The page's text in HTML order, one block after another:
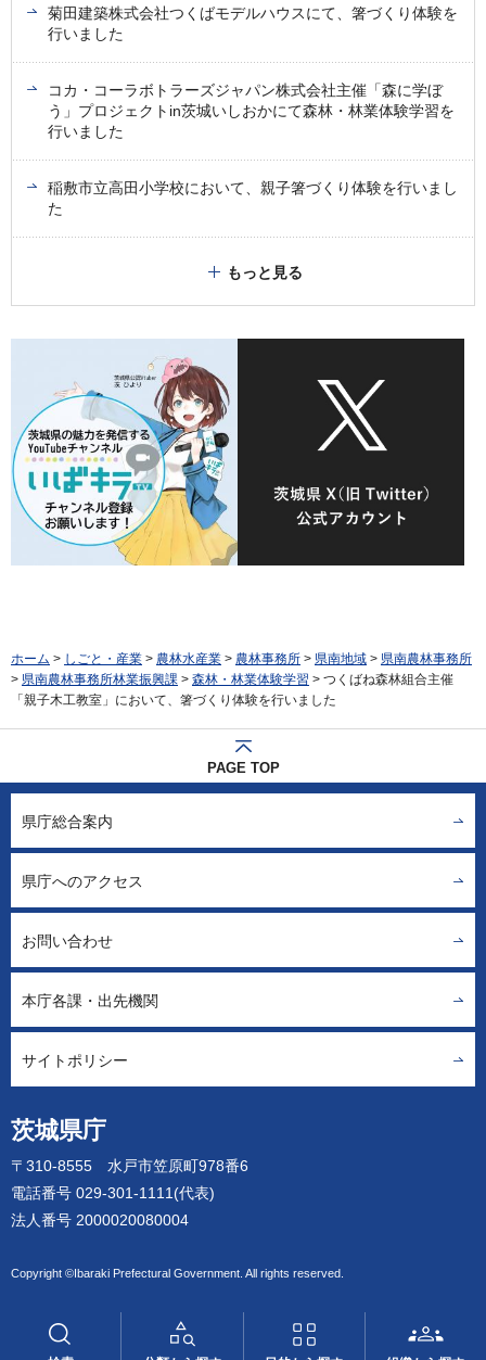
菊田建築株式会社つくばモデルハウスにて、箸づくり体験を
行いました
コカ・コーラボトラーズジャパン株式会社主催「森に学ぼ
う」プロジェクトin茨城いしおかにて森林・林業体験学習を
行いました
稲敷市立高田小学校において、親子箸づくり体験を行いまし
た
もっと見る
ホーム > しごと・産業 > 農林水産業 > 農林事務所 > 県南地域 > 県南農林事務所
> 県南農林事務所林業振興課 > 森林・林業体験学習 > つくばね森林組合主催
「親子木工教室」において、箸づくり体験を行いました
PAGE TOP
茨城県庁
〒310-8555 水戸市笠原町978番6
電話番号 029-301-1111(代表)
法人番号 2000020080004
Copyright ©Ibaraki Prefectural Government. All rights reserved.
県庁総合案内
県庁へのアクセス
お問い合わせ
本庁各課・出先機関
サイトポリシー